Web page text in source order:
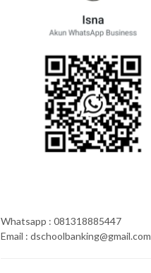
Whatsapp : 081318885447
Email : dschoolbanking@gmail.com